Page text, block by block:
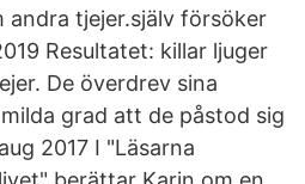
andra tjejer.själv försöker
Resultatet: killar ljuger
De överdrev sina
grad att de påstod sig
2017 I "Läsarna